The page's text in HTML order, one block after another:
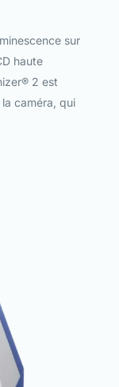
sur
haute
2 est
caméra, qui